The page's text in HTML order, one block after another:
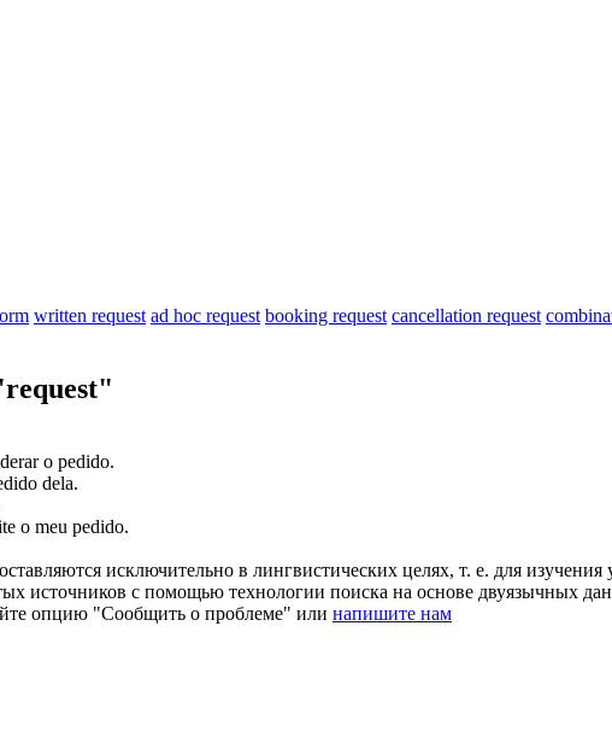
written request ad hoc request booking request cancellation request
o pedido.
dela.
o meu pedido.
исключительно в лингвистических целях, т. е. для
источников с помощью технологии поиска на основе двуязычных
опцию "Сообщить о проблеме" или напишите нам